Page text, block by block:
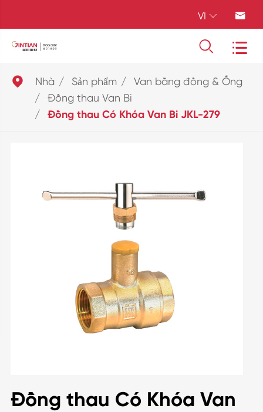
VI  
 
 Nhà Sản phẩm
Van bằng đồng & Ống
Đồng thau Van Bi
Đồng thau Có Khóa Van Bi JKL-279
Đồng thau Có Khóa Van